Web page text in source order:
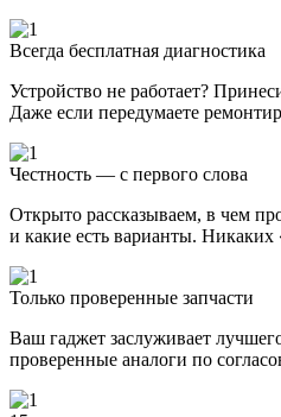
Всегда бесплатная диагностика
Устройство не работает?
Даже если передумаете
Честность — с первого слова
Открыто рассказываем, в чем
и какие есть варианты. Никаких
Только проверенные запчасти
Ваш гаджет заслуживает
проверенные аналоги по